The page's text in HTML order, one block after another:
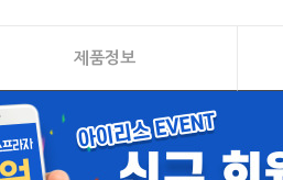
제품정보